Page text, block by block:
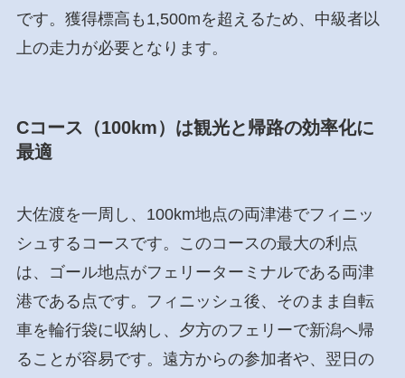
です。獲得標高も1,500mを超えるため、中級者以
上の走力が必要となります。
Cコース（100km）は観光と帰路の効率化に
最適
大佐渡を一周し、100km地点の両津港でフィニッ
シュするコースです。このコースの最大の利点
は、ゴール地点がフェリーターミナルである両津
港である点です。フィニッシュ後、そのまま自転
車を輪行袋に収納し、夕方のフェリーで新潟へ帰
ることが容易です。遠方からの参加者や、翌日の